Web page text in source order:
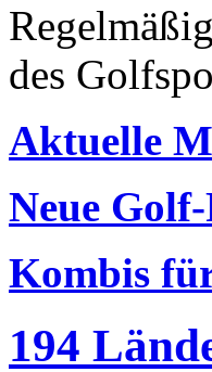
des
Aktuelle
Neue
Kombis
194